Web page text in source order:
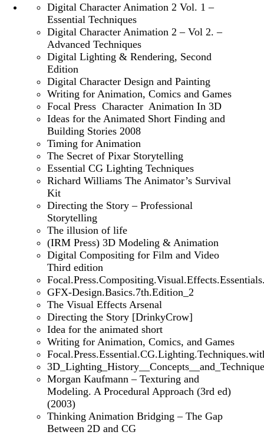
Digital Character Animation 2 Vol. 1 –
Essential Techniques
Digital Character Animation 2 – Vol 2. –
Advanced Techniques
Digital Lighting & Rendering, Second
Edition
Digital Character Design and Painting
Writing for Animation, Comics and Games
Focal Press Character Animation In 3D
Ideas for the Animated Short Finding and
Building Stories 2008
Timing for Animation
The Secret of Pixar Storytelling
Essential CG Lighting Techniques
Richard Williams The Animator’s Survival
Kit
Directing the Story – Professional
Storytelling
The illusion of life
(IRM Press) 3D Modeling & Animation
Digital Compositing for Film and Video
Third edition
GFX-Design.Basics.7th.Edition_2
The Visual Effects Arsenal
Directing the Story [DrinkyCrow]
Idea for the animated short
Writing for Animation, Comics, and Games
Morgan Kaufmann – Texturing and
Modeling. A Procedural Approach (3rd ed)
(2003)
Thinking Animation Bridging – The Gap
Between 2D and CG